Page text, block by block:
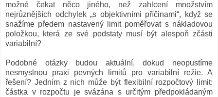
možné čekat něco jiného, než zahlcení množstvím
nejrůznějších odchylek „s objektivními příčinami“, když se
snažíme předem nastavený limit poměřovat s nákladovou
položkou, která ze své podstaty musí být alespoň zčásti
variabilní?
Podobné otázky budou aktuální, dokud neopustíme
nesmyslnou praxi pevných limitů pro variabilní režie. A
řešení? Jedním z nich může být flexibilní rozpočtový limit:
částka v rozpočtu je svázána s určitým předpokládaným